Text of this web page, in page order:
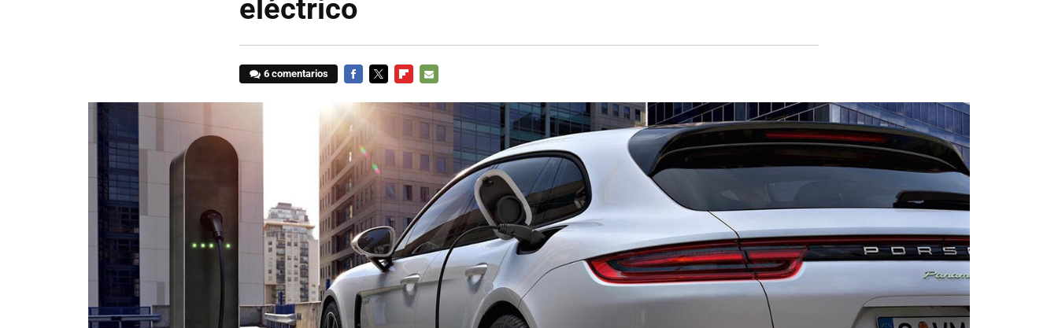
eléctrico
6 comentarios
MAIL